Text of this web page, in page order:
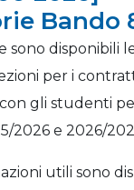
Bando
sono disponibili
per i
gli studenti
2026 e 2026/
utili sono